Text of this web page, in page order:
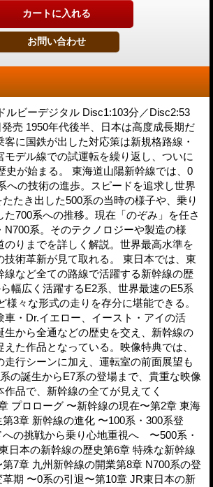
ビーデジタル Disc1:103分／Disc2:53
売 1950年代後半、日本は高度成長期だ
客に国鉄が出した対応策は新規格路線・
モデル線での試運転を繰り返し、ついに
史が始まる。 東海道山陽新幹線では、0
への技術の進歩。スピードを追求し世界
たき出した500系の当時の様子や、乗り
700系への推移。現在「のぞみ」を任さ
N700系。そのテクノロジーや製造の様
のりまでを詳しく解説。世界最高水準を
技術革新が見て取れる。 東日本では、東
線など全ての路線で活躍する新幹線の歴
幅広く活躍するE2系、世界最速のE5系
様々な形式の走りを存分に堪能できる。
車・Dr.イエロー、イースト・アイの活
生から全通などの歴史を交え、新幹線の
た作品となっている。映像特典では、
走行シーンに加え、運転室の前面展望も
の誕生からE7系の登場まで、貴重な映像
品で、新幹線の全てが見えてく
プロローグ 〜新幹線の現在〜第2章 東海
3章 新幹線の進化 〜100系・300系登
の挑戦から乗り心地重視へ 〜500系・
日本の新幹線の歴史第6章 特殊な新幹線
第7章 九州新幹線の開業第8章 N700系の登
期 〜0系の引退〜第10章 JR東日本の新